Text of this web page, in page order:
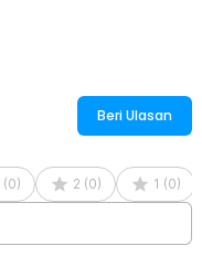
Beri Ulasan
(0) 2 (0) 1 (0)